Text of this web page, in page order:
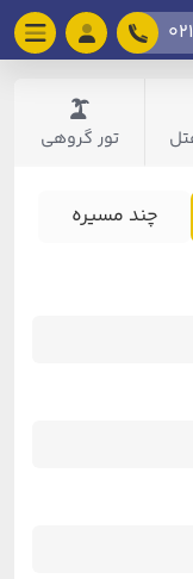
تور گروهی
چند مسیره